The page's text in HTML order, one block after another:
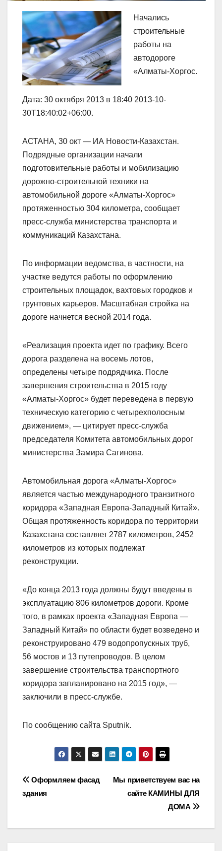
Начались
строительные
работы на
автодороге
«Алматы-Хоргос.
Дата: 30 октября 2013 в 18:40 2013-10-
30T18:40:02+06:00.
АСТАНА, 30 окт — ИА Новости-Казахстан.
Подрядные организации начали
подготовительные работы и мобилизацию
дорожно-строительной техники на
автомобильной дороге «Алматы-Хоргос»
протяженностью 304 километра, сообщает
пресс-служба министерства транспорта и
коммуникаций Казахстана.
По информации ведомства, в частности, на
участке ведутся работы по оформлению
строительных площадок, вахтовых городков и
грунтовых карьеров. Масштабная стройка на
дороге начнется весной 2014 года.
«Реализация проекта идет по графику. Всего
дорога разделена на восемь лотов,
определены четыре подрядчика. После
завершения строительства в 2015 году
«Алматы-Хоргос» будет переведена в первую
техническую категорию с четырехполосным
движением», — цитирует пресс-служба
председателя Комитета автомобильных дорог
министерства Замира Сагинова.
Автомобильная дорога «Алматы-Хоргос»
является частью международного транзитного
коридора «Западная Европа-Западный Китай».
Общая протяженность коридора по территории
Казахстана составляет 2787 километров, 2452
километров из которых подлежат
реконструкции.
«До конца 2013 года должны будут введены в
эксплуатацию 806 километров дороги. Кроме
того, в рамках проекта «Западная Европа —
Западный Китай» по области будет возведено и
реконструировано 479 водопропускных труб,
56 мостов и 13 путепроводов. В целом
завершение строительства транспортного
коридора запланировано на 2015 год», —
заключили в пресс-службе.
По сообщению сайта Sputnik.
Навигация
по
записям
Мы приветствуем вас на
сайте КАМИНЫ ДЛЯ
ДОМА
Оформляем фасад
здания